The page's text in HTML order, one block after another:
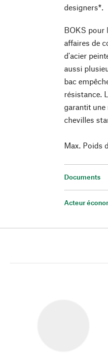
designers*.
BOKS pour
affaires de
d'acier
aussi
bac
résistance.
garantit une
chevilles
Max. Poids
Documents
Acteur